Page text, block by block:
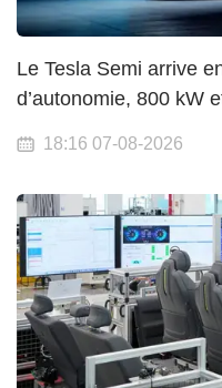
Le Tesla Semi arrive
d’autonomie, 800 kW
18:16 07-08-2026